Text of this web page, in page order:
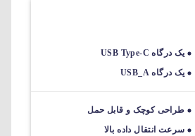
یک درگاه USB Type-C
یک درگاه USB_A
طراحی کوچک و قابل حمل
سرعت انتقال داده بالا